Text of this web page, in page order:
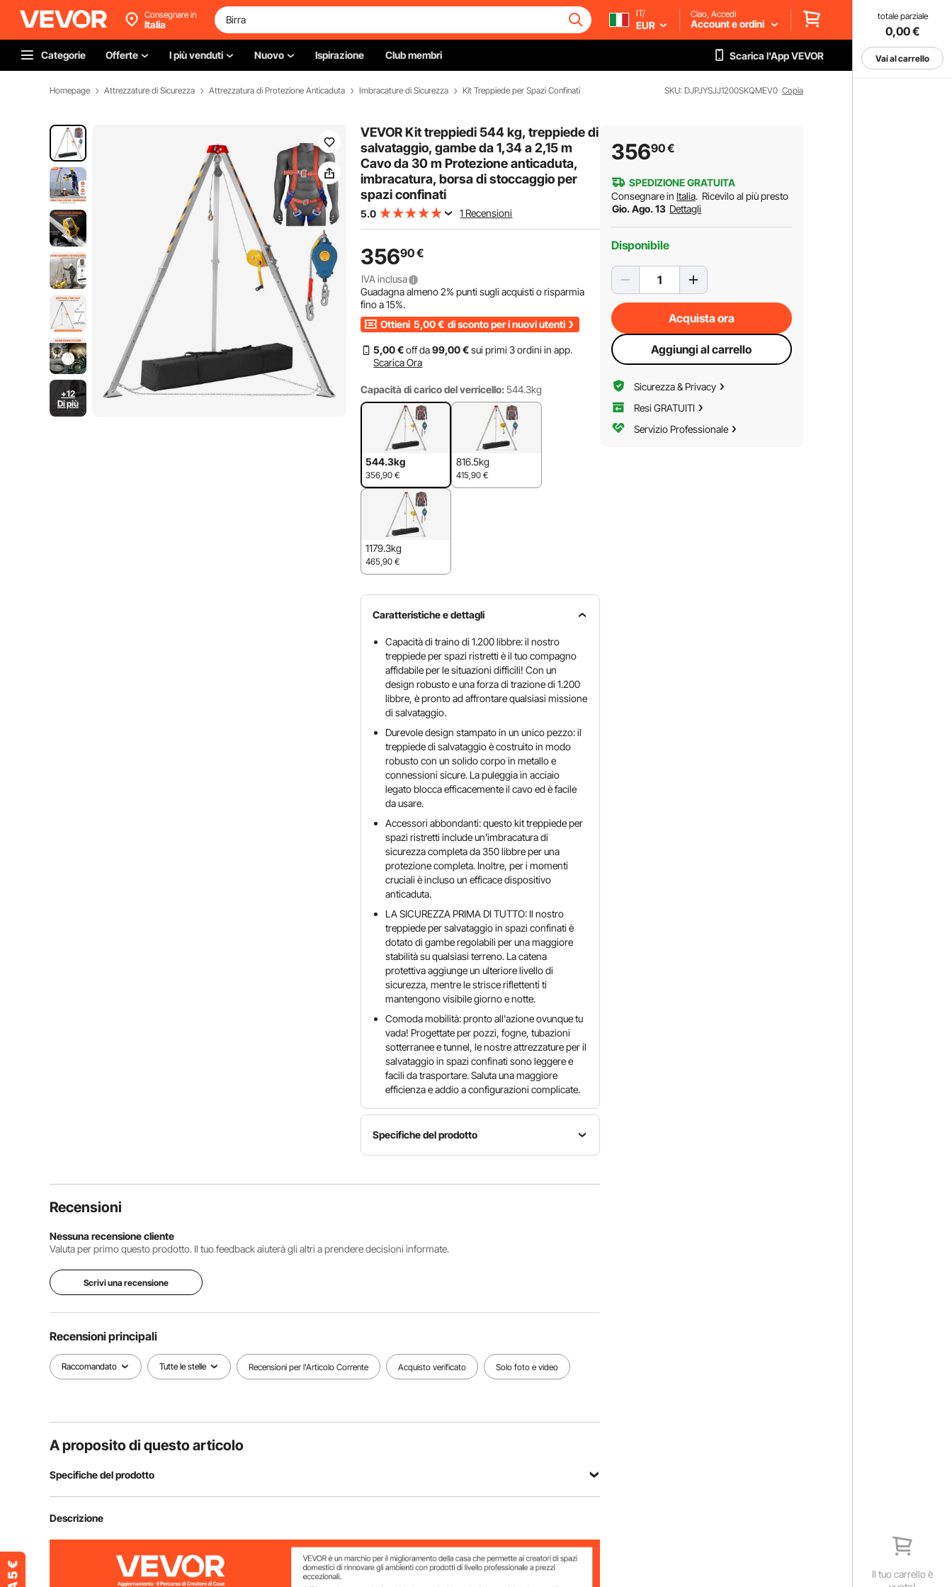
totale parziale
0,00€
Vai al carrello
Il tuo carrello è
Consegnare in
Italia
IT/
EUR
Ciao, Accedi
Account e ordini
Categorie Offerte I più venduti Nuovo Ispirazione Club membri Scarica l'App VEVOR
Homepage Attrezzature di Sicurezza Attrezzatura di Protezione Anticaduta Imbracature di Sicurezza Kit Treppiede per Spazi Confinati SKU: DJPJYSJJ1200SKQMEV0 Copia
+12
Di più
VEVOR Kit treppiedi 544 kg, treppiede di
salvataggio, gambe da 1,34 a 2,15 m
Cavo da 30 m Protezione anticaduta,
imbracatura, borsa di stoccaggio per
spazi confinati
5.0 1 Recensioni
35690€
IVA inclusa
Guadagna almeno2% punti sugli acquisti o risparmia
fino a15%.
Ottieni 5,00 € di sconto per i nuovi utenti
5,00 €off da99,00 €sui primi 3 ordini in app.
Scarica Ora
Capacità di carico del verricello: 544.3kg
544.3kg
356,90 €
816.5kg
415,90 €
1179.3kg
465,90 €
Caratteristiche e dettagli
Capacità di traino di 1.200 libbre: il nostro
treppiede per spazi ristretti è il tuo compagno
affidabile per le situazioni difficili! Con un
design robusto e una forza di trazione di 1.200
libbre, è pronto ad affrontare qualsiasi missione
di salvataggio.
Durevole design stampato in un unico pezzo: il
treppiede di salvataggio è costruito in modo
robusto con un solido corpo in metallo e
connessioni sicure. La puleggia in acciaio
legato blocca efficacemente il cavo ed è facile
da usare.
Accessori abbondanti: questo kit treppiede per
spazi ristretti include un'imbracatura di
sicurezza completa da 350 libbre per una
protezione completa. Inoltre, per i momenti
cruciali è incluso un efficace dispositivo
anticaduta.
LA SICUREZZA PRIMA DI TUTTO: Il nostro
treppiede per salvataggio in spazi confinati è
dotato di gambe regolabili per una maggiore
stabilità su qualsiasi terreno. La catena
protettiva aggiunge un ulteriore livello di
sicurezza, mentre le strisce riflettenti ti
mantengono visibile giorno e notte.
Comoda mobilità: pronto all'azione ovunque tu
vada! Progettate per pozzi, fogne, tubazioni
sotterranee e tunnel, le nostre attrezzature per il
salvataggio in spazi confinati sono leggere e
facili da trasportare. Saluta una maggiore
efficienza e addio a configurazioni complicate.
Specifiche del prodotto
Numero
traino
del cavo
kg
56,22
Recensioni
Nessuna recensione cliente
Valuta per primo questo prodotto. Il tuo feedback aiuterà gli altri a prendere decisioni informate.
Scrivi una recensione
Recensioni principali
Raccomandato Tutte le stelle Recensioni per l'Articolo Corrente Acquisto verificato Solo foto e video
A proposito di questo articolo
Specifiche del prodotto
Numero modello articolo
Capacità di traino orizzontale 1.200 libbre/544 kg
Descrizione
35690€
SPEDIZIONE GRATUITA
Consegnare in Italia. Ricevilo al più presto
Gio. Ago. 13 Dettagli
Disponibile
Acquista ora
Aggiungi al carrello
Sicurezza & Privacy
Resi GRATUITI
Servizio Professionale